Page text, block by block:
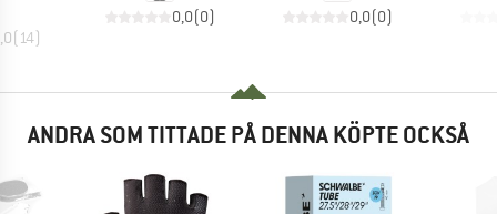
( 14)
0,0(0) 0,0(0)
ANDRA SOM TITTADE PÅ DENNA KÖPTE OCKSÅ